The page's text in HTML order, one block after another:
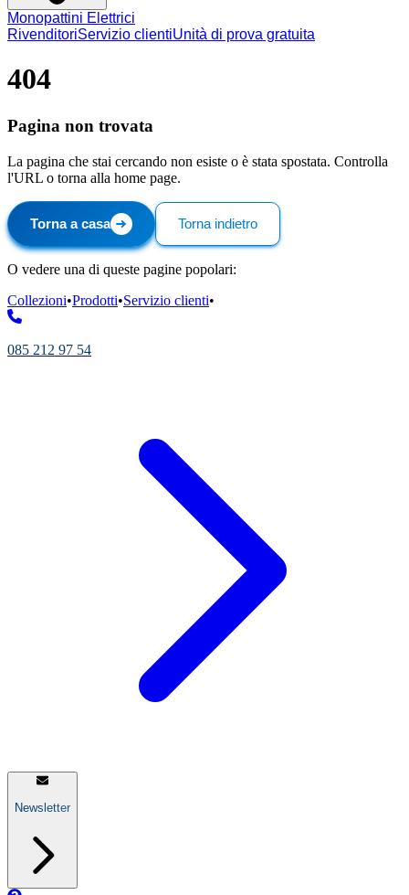
Monopattini Elettrici
RivenditoriServizio clientiUnità di prova gratuita
404
Pagina non trovata
La pagina che stai cercando non esiste o è stata spostata. Controlla
l'URL o torna alla home page.
Torna a casa Torna indietro
O vedere una di queste pagine popolari:
Collezioni•Prodotti•Servizio clienti•
085 212 97 54
Newsletter